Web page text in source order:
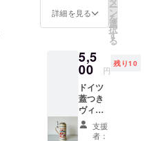
しんで
か？ 当
店では
れで小
粋な
ヴィン
テージ
グラス
たため
ン炻器
（せっ
として
発展を
遂げま
した。
良質な
イツで
は誰か
える
と、迎
えた人
自身が
ケーキ
を家で
焼いて
皆にふ
詳細を見る ー
ン
を
選
択
す
る
5,5
00 円
残り10
ドイツ
蓋つき
ヴィン
テージ
ビアマ
支援
者：